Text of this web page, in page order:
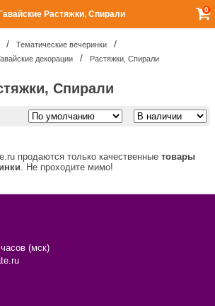
Тематические вечеринки
декорации Растяжки, Спирали
Спирали
продаются только качественные товары
. Не проходите мимо!
(мск)
Гавайские Растяжки, Спирали 0